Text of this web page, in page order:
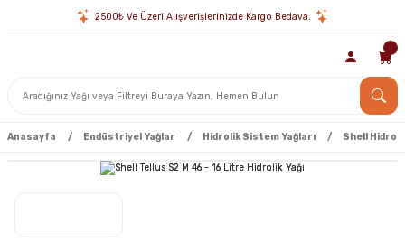
2500₺ Ve Üzeri Alışverişlerinizde Kargo Bedava.
Anasayfa Endüstriyel Yağlar Hidrolik Sistem Yağları Shell